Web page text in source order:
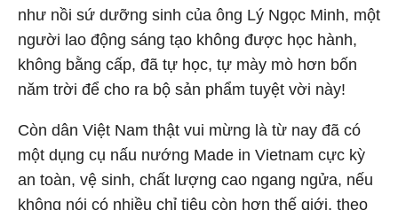
như nồi sứ dưỡng sinh của ông Lý Ngọc Minh, một
người lao động sáng tạo không được học hành,
không bằng cấp, đã tự học, tự mày mò hơn bốn
năm trời để cho ra bộ sản phẩm tuyệt vời này!
Còn dân Việt Nam thật vui mừng là từ nay đã có
một dụng cụ nấu nướng Made in Vietnam cực kỳ
an toàn, vệ sinh, chất lượng cao ngang ngửa, nếu
không nói có nhiều chỉ tiêu còn hơn thế giới, theo